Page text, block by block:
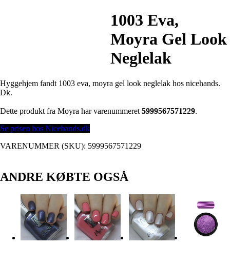
1003 Eva,
Moyra Gel Look
Neglelak
Hyggehjem fandt 1003 eva, moyra gel look neglelak hos nicehands.
Dk.
Dette produkt fra Moyra har varenummeret 5999567571229.
Se prisen hos Nicehands.dk
VARENUMMER (SKU): 5999567571229
ANDRE KØBTE OGSÅ